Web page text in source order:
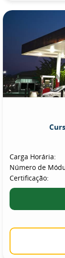
Carga Horária:
Número de
Certificação: